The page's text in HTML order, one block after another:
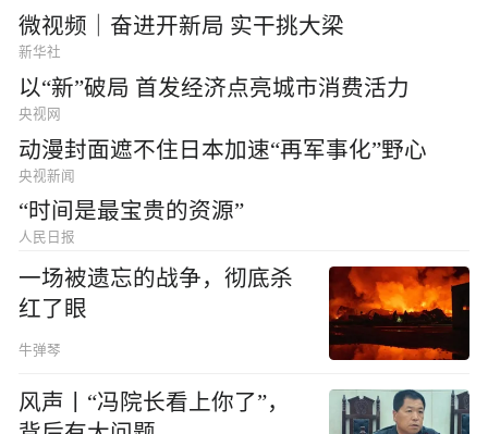
微视频｜奋进开新局 实干挑大梁
新华社
以“新”破局 首发经济点亮城市消费活力
央视网
动漫封面遮不住日本加速“再军事化”野心
央视新闻
“时间是最宝贵的资源”
人民日报
一场被遗忘的战争，彻底杀
红了眼
牛弹琴
风声丨“冯院长看上你了”，